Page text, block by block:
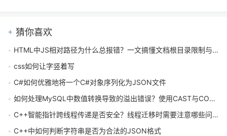
猜你喜欢
HTML中JS相对路径为什么总报错？一文搞懂文档根目录限制与解决方法
css如何让字竖着写
C#如何优雅地将一个C#对象序列化为JSON文件
如何处理MySQL中数值转换导致的溢出错误？使用CAST与CONVERT函数的最佳实践
C++智能指针跨线程传递是否安全？线程迁移时需要注意哪些问题？
C++中如何判断字符串是否为合法的JSON格式